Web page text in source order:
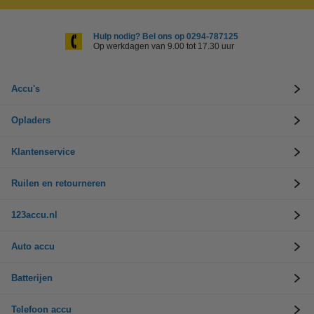
Hulp nodig? Bel ons op 0294-787125
Op werkdagen van 9.00 tot 17.30 uur
Accu's
Opladers
Klantenservice
Ruilen en retourneren
123accu.nl
Auto accu
Batterijen
Telefoon accu